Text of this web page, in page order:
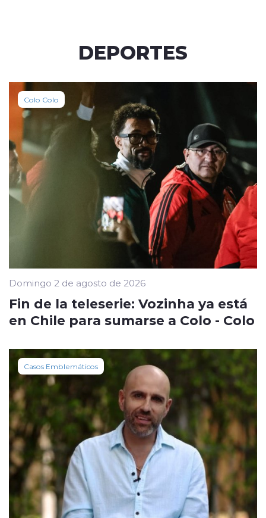
DEPORTES
Colo Colo
Domingo 2 de agosto de 2026
Fin de la teleserie: Vozinha ya está
en Chile para sumarse a Colo - Colo
Casos Emblemáticos